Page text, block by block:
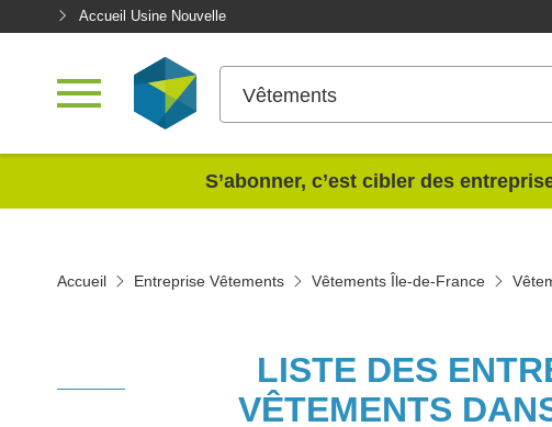
Accueil Usine Nouvelle
Vêtements
S’abonner, c’est cibler des
Accueil Entreprise Vêtements Vêtements Île-de-France
LISTE DES
VÊTEMENTS